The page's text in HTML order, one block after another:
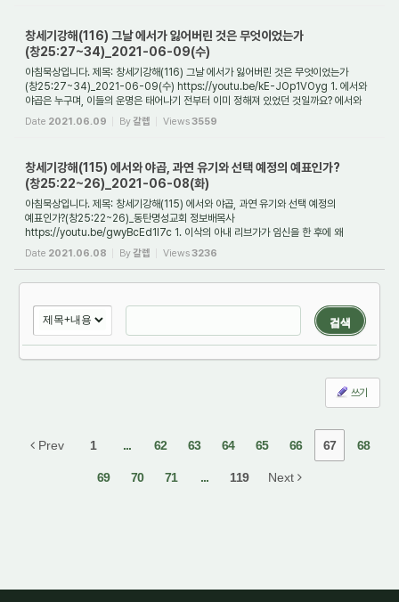
창세기강해(116) 그날 에서가 잃어버린 것은 무엇이었는가
(창25:27~34)_2021-06-09(수)
아침묵상입니다. 제목: 창세기강해(116) 그날 에서가 잃어버린 것은 무엇이었는가
(창25:27~34)_2021-06-09(수) https://youtu.be/kE-JOp1VOyg 1. 에서와
야곱은 누구며, 이들의 운명은 태어나기 전부터 이미 정해져 있었던 것일까요? 에서와
야곱은 이삭 리브...
Date 2021.06.09 By갈렙 Views3559
창세기강해(115) 에서와 야곱, 과연 유기와 선택 예정의 예표인가?
(창25:22~26)_2021-06-08(화)
아침묵상입니다. 제목: 창세기강해(115) 에서와 야곱, 과연 유기와 선택 예정의
예표인가?(창25:22~26)_동탄명성교회 정보배목사
https://youtu.be/gwyBcEd1I7c 1. 이삭의 아내 리브가가 임신을 한 후에 왜
하나님께 기도를 해야 했나요?(창25:22) 이삭의 아내...
Date 2021.06.08 By갈렙 Views3236
검색
쓰기
Prev 1 ... 62 63 64 65 66 67 68
69 70 71 ... 119 Next